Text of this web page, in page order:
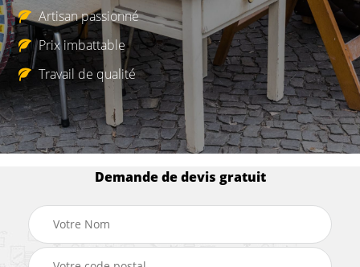
Artisan passionné
Prix imbattable
Travail de qualité
Demande de devis gratuit